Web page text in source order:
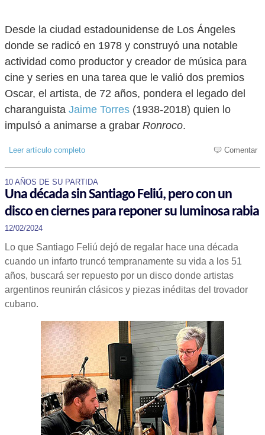
Desde la ciudad estadounidense de Los Ángeles
donde se radicó en 1978 y construyó una notable
actividad como productor y creador de música para
cine y series en una tarea que le valió dos premios
Oscar, el artista, de 72 años, pondera el legado del
charanguista Jaime Torres (1938-2018) quien lo
impulsó a animarse a grabar Ronroco.
Leer artículo completo Comentar
10 AÑOS DE SU PARTIDA
Una década sin Santiago Feliú, pero con un
disco en ciernes para reponer su luminosa rabia
12/02/2024
Lo que Santiago Feliú dejó de regalar hace una década
cuando un infarto truncó tempranamente su vida a los 51
años, buscará ser repuesto por un disco donde artistas
argentinos reunirán clásicos y piezas inéditas del trovador
cubano.